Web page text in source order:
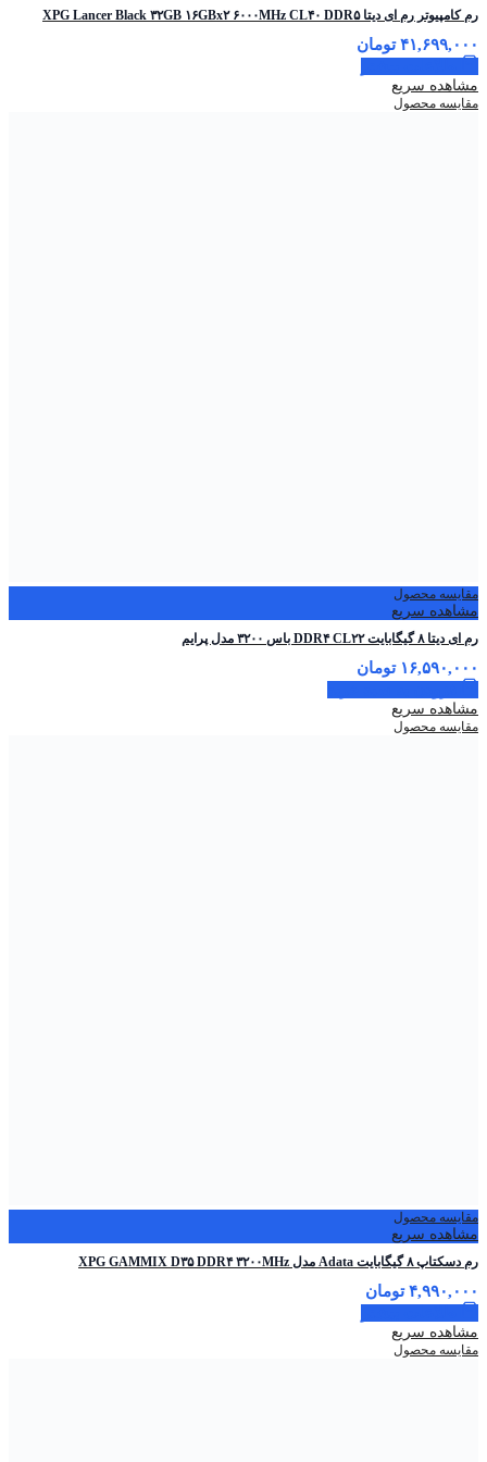
رم کامپیوتر رم ای دیتا XPG Lancer Black ۳۲GB ۱۶GBx۲ ۶۰۰۰MHz CL۴۰ DDR۵
۴۱,۶۹۹,۰۰۰ تومان
مشاهده سریع
مقایسه محصول
مقایسه محصول
مشاهده سریع
رم ای دیتا ۸ گیگابایت DDR۴ CL۲۲ باس ۳۲۰۰ مدل پرایم
۱۶,۵۹۰,۰۰۰ تومان
مشاهده سریع
مقایسه محصول
مقایسه محصول
مشاهده سریع
رم دسکتاپ ۸ گیگابایت Adata مدل XPG GAMMIX D۳۵ DDR۴ ۳۲۰۰MHz
۴,۹۹۰,۰۰۰ تومان
مشاهده سریع
مقایسه محصول